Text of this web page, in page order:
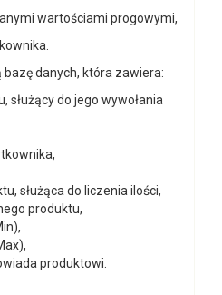
wartościami progowymi,
danych, która zawiera:
służący do jego wywołania
służąca do liczenia ilości,
produktu,
produktowi.